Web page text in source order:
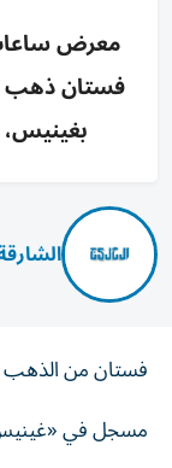
معرض
فستان من الذهب
مسجل في